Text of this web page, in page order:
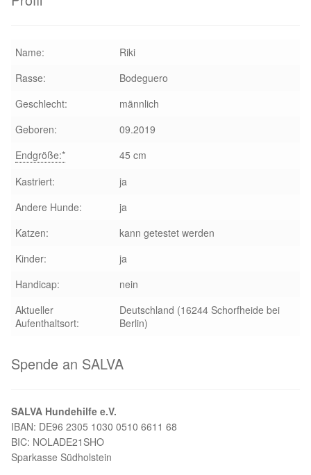
Mittelmeerkrankheiten
Qualzucht bei Hunden
Zwingerhusten
Info Broschüre – SALVA Hundehilfe e.V.
Glückliche Fellnasen
Aktuelles
SALVA News
Name:
Riki
Rasse:
Bodeguero
Geschlecht:
männlich
Geboren:
09.2019
Endgröße:*
45 cm
Kastriert:
ja
Andere Hunde:
ja
Katzen:
kann getestet werden
Kinder:
ja
Handicap:
nein
Aktueller
Aufenthaltsort:
Deutschland (16244 Schorfheide bei
Berlin)
Spende an SALVA
SALVA Hundehilfe e.V.
IBAN: DE96 2305 1030 0510 6611 68
BIC: NOLADE21SHO
Sparkasse Südholstein